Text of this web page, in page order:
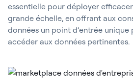
essentielle pour déployer
grande échelle, en offrant aux
données un point d’entrée
accéder aux données pertinentes.